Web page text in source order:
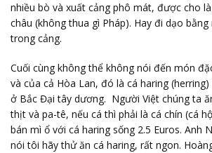
nhiều bò và xuất cảng phô mát, được cho
châu (không thua gì Pháp). Hay đi dạo
trong cảng.
Cuối cùng không thể không nói đến món
và của cả Hòa Lan, đó là cá haring
ở Bắc Đại tây dương. Người Việt chúng ta
thịt và pa-tê, nếu cá thì phải là cá chín (cá
bán mì ổ với cá haring sống 2.5 Euros. Anh
nói tôi hãy thử ăn cá haring, rất ngon.